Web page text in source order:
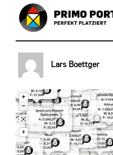
Lars Boettger